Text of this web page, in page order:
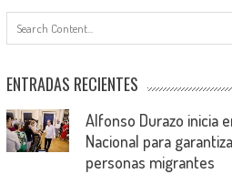
ENTRADAS RECIENTES
Alfonso Durazo inicia
Nacional para
personas migrantes